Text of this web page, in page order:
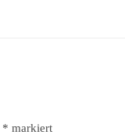
* markiert